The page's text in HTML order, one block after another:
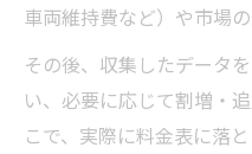
車両維持費など）や市場
その後、収集したデータ
い、必要に応じて割増・
こで、実際に料金表に落